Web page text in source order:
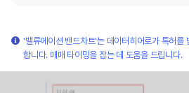
'밸류에이션 밴드차트'는 데이터히어로가 특허를
합니다. 매매 타이밍을 잡는 데 도움을 드립니다.